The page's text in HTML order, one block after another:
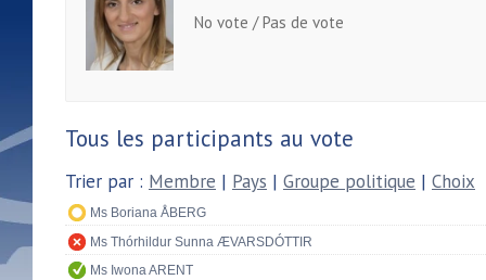
No vote / Pas de vote
Tous les participants au vote
Trier par : Membre | Pays | Groupe politique | Choix
Ms Boriana ÅBERG
Ms Thórhildur Sunna ÆVARSDÓTTIR
Ms Iwona ARENT